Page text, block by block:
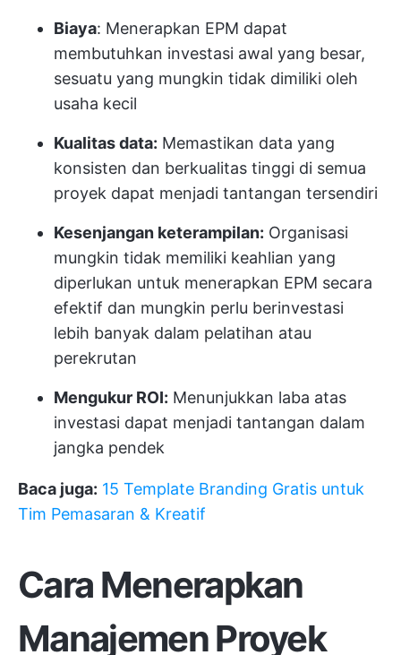
Biaya: Menerapkan EPM dapat
membutuhkan investasi awal yang besar,
sesuatu yang mungkin tidak dimiliki oleh
usaha kecil
Kualitas data: Memastikan data yang
konsisten dan berkualitas tinggi di semua
proyek dapat menjadi tantangan tersendiri
Kesenjangan keterampilan: Organisasi
mungkin tidak memiliki keahlian yang
diperlukan untuk menerapkan EPM secara
efektif dan mungkin perlu berinvestasi
lebih banyak dalam pelatihan atau
perekrutan
Mengukur ROI: Menunjukkan laba atas
investasi dapat menjadi tantangan dalam
jangka pendek
Baca juga: 15 Template Branding Gratis untuk
Tim Pemasaran & Kreatif
Cara Menerapkan
Manajemen Proyek